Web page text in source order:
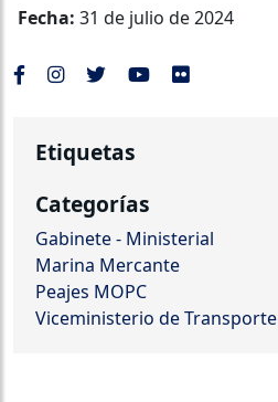
Fecha: 31 de julio de 2024
Etiquetas
Categorías
Gabinete - Ministerial
Marina Mercante
Peajes MOPC
Viceministerio de Transporte